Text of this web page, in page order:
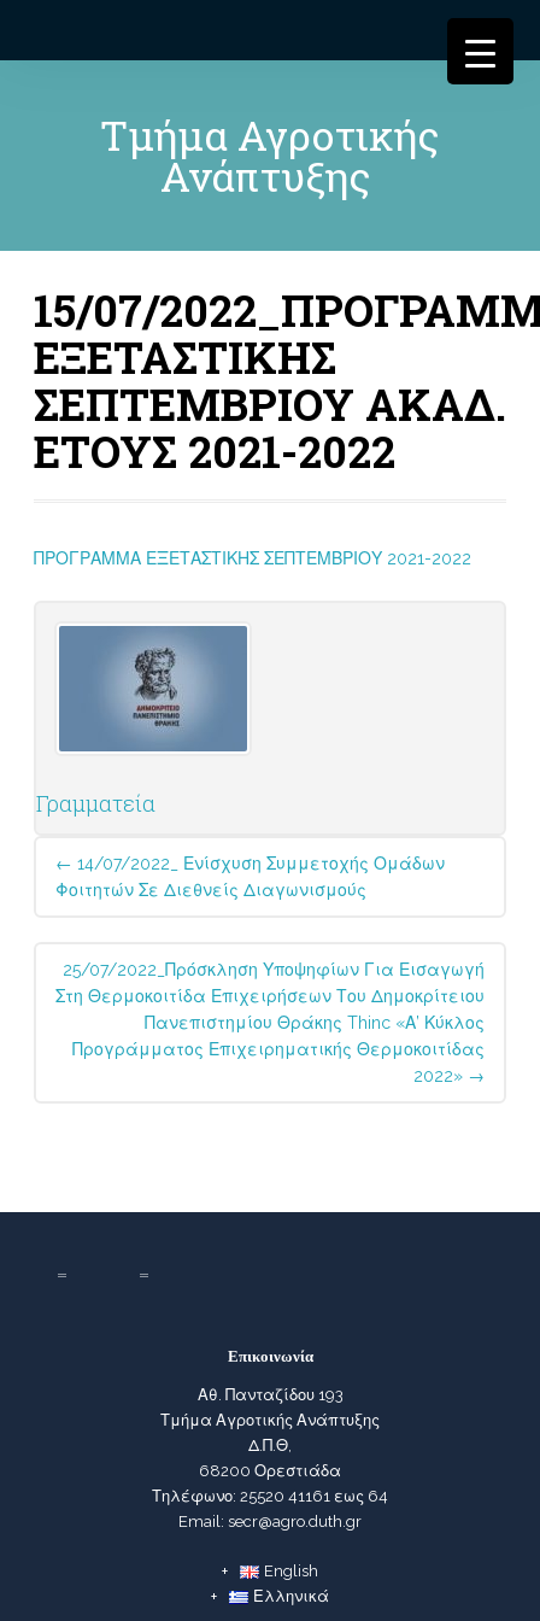
Τμήμα Αγροτικής
Ανάπτυξης
15/07/
ΕΞΕΤΑΣΤΙΚΗΣ
ΣΕΠΤΕΜΒΡΙΟΥ ΑΚΑΔ.
ΕΤΟΥΣ 2021-2022
ΠΡΟΓΡΑΜΜΑ ΕΞΕΤΑΣΤΙΚΗΣ ΣΕΠΤΕΜΒΡΙΟΥ 2021-2022
Γραμματεία
Post
navigation
← 14/07/2022_ Ενίσχυση Συμμετοχής Ομάδων
Φοιτητών Σε Διεθνείς Διαγωνισμούς
25/07/2022_Πρόσκληση Υποψηφίων Για Εισαγωγή
Στη Θερμοκοιτίδα Επιχειρήσεων Του Δημοκρίτειου
Πανεπιστημίου Θράκης Thinc «Α’ Κύκλος
Προγράμματος Επιχειρηματικής Θερμοκοιτίδας
2022» →
Επικοινωνία
Αθ. Πανταζίδου 193
Τμήμα Αγροτικής Ανάπτυξης
Δ.Π.Θ,
68200 Ορεστιάδα
Τηλέφωνο: 25520 41161 εως 64
Email: secr@agro.duth.gr
English
Ελληνικά